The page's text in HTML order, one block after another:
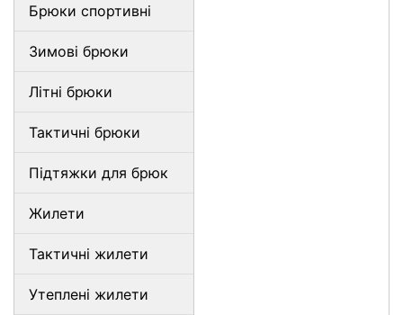
Брюки спортивні
Зимові брюки
Літні брюки
Тактичні брюки
Підтяжки для брюк
Жилети
Тактичні жилети
Утеплені жилети